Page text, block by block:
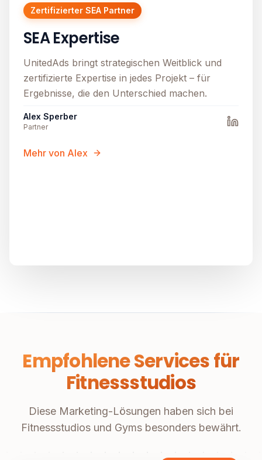
Zertifizierter SEA Partner
SEA Expertise
UnitedAds bringt strategischen Weitblick und
zertifizierte Expertise in jedes Projekt – für
Ergebnisse, die den Unterschied machen.
Alex Sperber
Partner
Mehr von Alex
Empfohlene Services für
Fitnessstudios
Diese Marketing-Lösungen haben sich bei
Fitnessstudios und Gyms besonders bewährt.